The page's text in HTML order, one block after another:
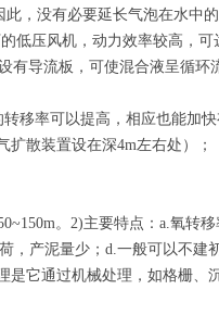
，没有必要延长气泡在水中
低压风机，动力效率较高，可
有导流板，可使混合液呈循环
移率可以提高，相应也能加
气扩散装置设在深4m左右处
。2)主要特点：a.氧转
，产泥量少；d.一般可以不建
是它通过机械处理，如格栅、